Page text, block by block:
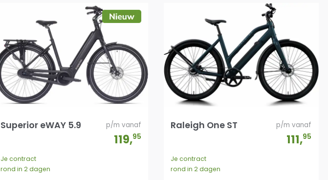
Superior eWAY 5.9 p/m vanaf
119,95
Je contract
rond in 2 dagen
Raleigh One ST p/m vanaf
111,95
Je contract
rond in 2 dagen